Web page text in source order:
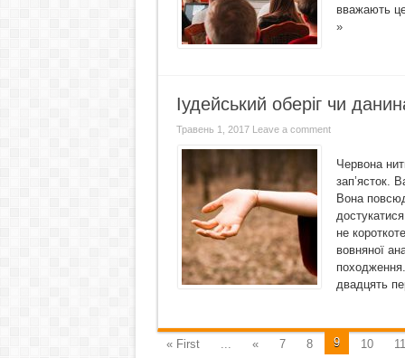
вважають
»
Іудейський оберіг чи
Травень 1, 2017 Leave a comment
Червона
зап’ясток.
Вона
не
вовняної
двадцять
« First ... « 7 8 9 10 11